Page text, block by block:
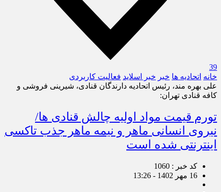
39
خانه اتحادیه ها خبر خبر اسلايد فعالیت کاربردی
علی بهره مند، رئیس اتحادیه دارندگان قنادی، شیرینی فروشی و
کافه قنادی تهران:
تورم قیمت مواد اولیه چالش قنادی ها/
نیروی انسانی ماهر و نیمه ماهر جذب تاکسی
اینترنتی شده است
کد خبر : 1060
16 مهر 1402 - 13:26